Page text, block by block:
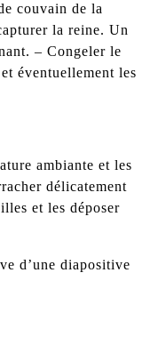
couvain de la
la reine. Un
– Congeler le
éventuellement les
ambiante et les
délicatement
et les déposer
d’une diapositive